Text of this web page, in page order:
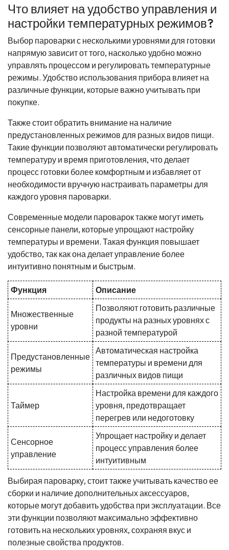
Что влияет на удобство управления и
настройки температурных режимов?
Выбор пароварки с несколькими уровнями для готовки
напрямую зависит от того, насколько удобно можно
управлять процессом и регулировать температурные
режимы. Удобство использования прибора влияет на
различные функции, которые важно учитывать при
покупке.
Также стоит обратить внимание на наличие
предустановленных режимов для разных видов пищи.
Такие функции позволяют автоматически регулировать
температуру и время приготовления, что делает
процесс готовки более комфортным и избавляет от
необходимости вручную настраивать параметры для
каждого уровня пароварки.
Современные модели пароварок также могут иметь
сенсорные панели, которые упрощают настройку
температуры и времени. Такая функция повышает
удобство, так как она делает управление более
интуитивно понятным и быстрым.
Функция Описание
Множественные
уровни
Позволяют готовить различные
продукты на разных уровнях с
разной температурой
Предустановленные
режимы
Автоматическая настройка
температуры и времени для
различных видов пищи
Таймер
Настройка времени для каждого
уровня, предотвращает
перегрев или недоготовку
Сенсорное
управление
Упрощает настройку и делает
процесс управления более
интуитивным
Выбирая пароварку, стоит также учитывать качество ее
сборки и наличие дополнительных аксессуаров,
которые могут добавить удобства при эксплуатации. Все
эти функции позволяют максимально эффективно
готовить на нескольких уровнях, сохраняя вкус и
полезные свойства продуктов.